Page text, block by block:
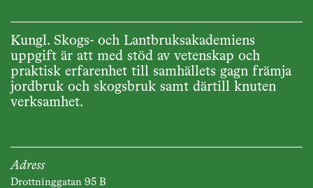
Kungl. Skogs- och Lantbruksakademiens
uppgift är att med stöd av vetenskap och
praktisk erfarenhet till samhällets gagn främja
jordbruk och skogsbruk samt därtill knuten
verksamhet.
Adress
Drottninggatan 95 B